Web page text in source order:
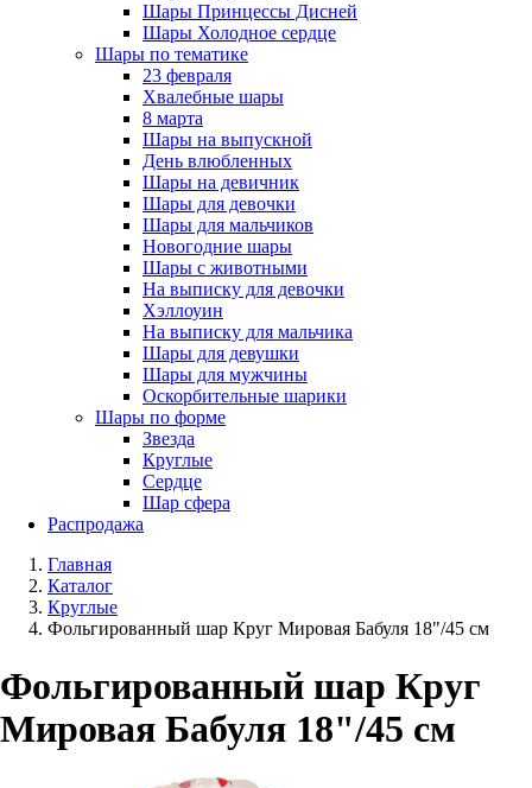
Шары Принцессы Дисней
Шары Холодное сердце
Шары по тематике
23 февраля
Хвалебные шары
8 марта
Шары на выпускной
День влюбленных
Шары на девичник
Шары для девочки
Шары для мальчиков
Новогодние шары
Шары с животными
На выписку для девочки
Хэллоуин
На выписку для мальчика
Шары для девушки
Шары для мужчины
Оскорбительные шарики
Шары по форме
Звезда
Круглые
Сердце
Шар сфера
Распродажа
Главная
Каталог
Круглые
Фольгированный шар Круг Мировая Бабуля 18"/45 см
Фольгированный шар Круг
Мировая Бабуля 18"/45 см